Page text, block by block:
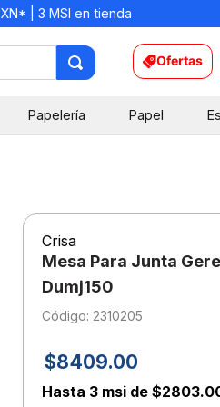
| 3 MSI en tienda
Ofertas
Papelería Papel
Crisa
Mesa Para Junta
Dumj150
: 2310205
$8409.00
Hasta 3 msi de